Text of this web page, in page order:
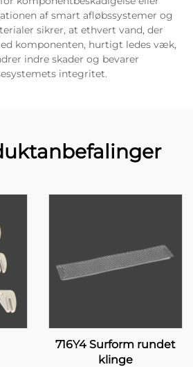
af smart afløbssystemer og
sikrer, at ethvert vand, der
komponenten, hurtigt ledes væk,
indre skader og bevarer
integritet.
716Y4 Surform rundet
klinge